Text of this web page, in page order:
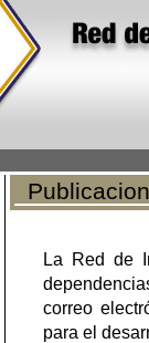
La Red de
correo
para el